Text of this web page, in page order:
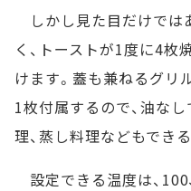
しかし見た目だけでは
く、トーストが1度に4枚
けます。蓋も兼ねるグリ
1枚付属するので、油な
理、蒸し料理などもでき
設定できる温度は、100